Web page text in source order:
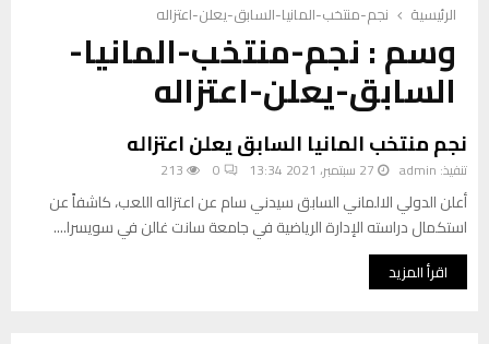
الرئيسية نجم-منتخب-المانيا-السابق-يعلن-اعتزاله
وسم : نجم-منتخب-المانيا-
السابق-يعلن-اعتزاله
نجم منتخب المانيا السابق يعلن اعتزاله
تنفيذ: admin 27 سبتمبر، 2021 13:34 0
213
أعلن الدولي الالماني السابق ​سيدني سام​ عن ​اعتزاله​ اللعب، كاشفاً عن
استكمال دراسته ​الإدارة الرياضية​ في جامعة سانت غالن في سويسرا....
اقرأ المزيد